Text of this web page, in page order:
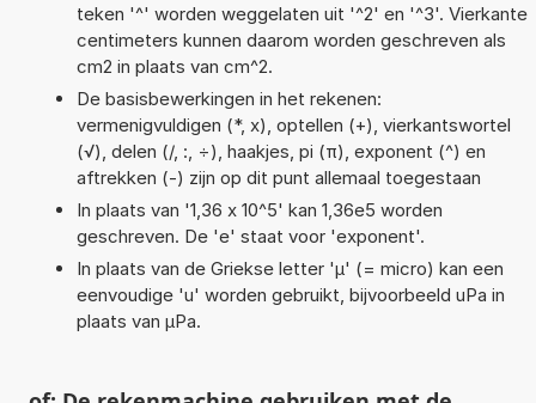
teken '^' worden weggelaten uit '^2' en '^3'. Vierkante
centimeters kunnen daarom worden geschreven als
cm2 in plaats van cm^2.
De basisbewerkingen in het rekenen:
vermenigvuldigen (*, x), optellen (+), vierkantswortel
(√), delen (/, :, ÷), haakjes, pi (π), exponent (^) en
aftrekken (-) zijn op dit punt allemaal toegestaan
In plaats van '1,36 x 10^5' kan 1,36e5 worden
geschreven. De 'e' staat voor 'exponent'.
In plaats van de Griekse letter 'µ' (= micro) kan een
eenvoudige 'u' worden gebruikt, bijvoorbeeld uPa in
plaats van µPa.